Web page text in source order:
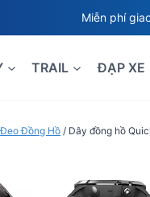
Miễn phí
TRAIL ĐẠP XE
Đồng Hồ/ Dây đồng hồ